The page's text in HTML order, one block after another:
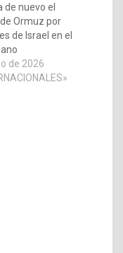
de nuevo el
Ormuz por
de Israel en el
de 2026